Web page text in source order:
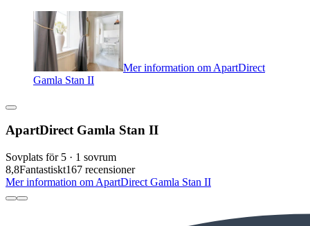
Mer information om ApartDirect
Gamla Stan II
ApartDirect Gamla Stan II
Sovplats för 5 · 1 sovrum
8,8Fantastiskt167 recensioner
Mer information om ApartDirect Gamla Stan II